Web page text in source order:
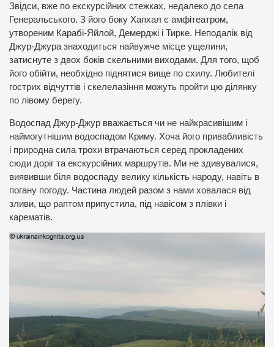
Звідси, вже по екскурсійних стежках, недалеко до села
Генеральського. З його боку Хапхал є амфітеатром,
утвореним Карабі-Яйлой, Демерджі і Тирке. Неподалік від
Джур-Джура знаходиться найвужче місце ущелини,
затиснуте з двох боків скельними виходами. Для того, щоб
його обійти, необхідно піднятися вище по схилу. Любителі
гострих відчуттів і скелелазіння можуть пройти цю ділянку
по лівому берегу.
Водоспад Джур-Джур вважається чи не найкрасивішим і
наймогутнішим водоспадом Криму. Хоча його привабливість
і природна сила трохи втрачаються серед прокладених
сюди доріг та екскурсійних маршрутів. Ми не здивувалися,
виявивши біля водоспаду велику кількість народу, навіть в
погану погоду. Частина людей разом з нами ховалася від
зливи, що раптом припустила, під навісом з плівки і
карематів.